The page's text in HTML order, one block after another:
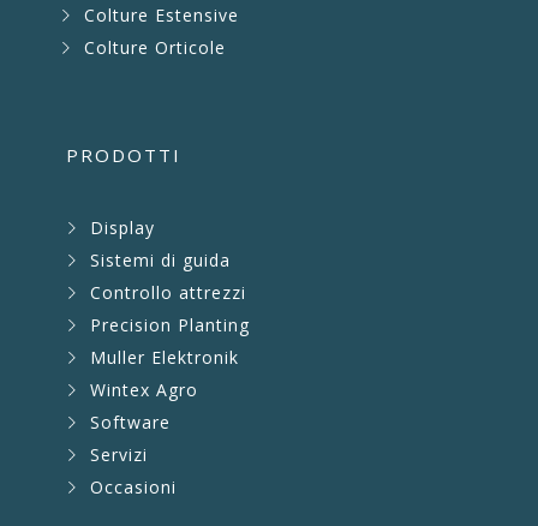
Colture Estensive
Colture Orticole
PRODOTTI
Display
Sistemi di guida
Controllo attrezzi
Precision Planting
Muller Elektronik
Wintex Agro
Software
Servizi
Occasioni